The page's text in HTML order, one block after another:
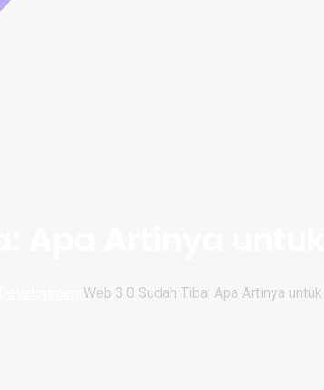
Web 3.0 Sudah Tiba: Apa Artinya